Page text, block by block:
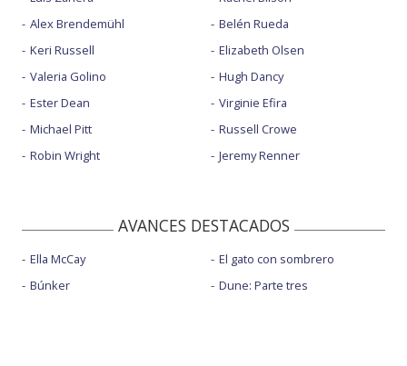
Alex Brendemühl
Keri Russell
Valeria Golino
Ester Dean
Michael Pitt
Robin Wright
Belén Rueda
Elizabeth Olsen
Hugh Dancy
Virginie Efira
Russell Crowe
Jeremy Renner
AVANCES DESTACADOS
Ella McCay
Búnker
El gato con sombrero
Dune: Parte tres